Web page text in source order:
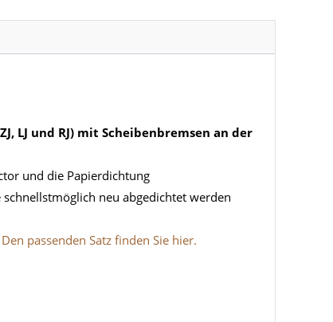
LJ und RJ) mit Scheibenbremsen an der
und die Papierdichtung
neu abgedichtet werden
Den passenden Satz finden Sie hier.